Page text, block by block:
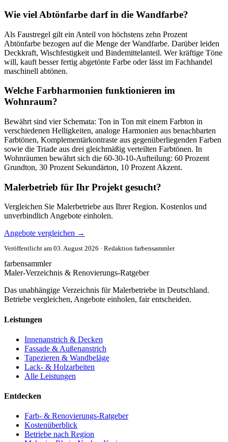
Wie viel Abtönfarbe darf in die Wandfarbe?
Als Faustregel gilt ein Anteil von höchstens zehn Prozent
Abtönfarbe bezogen auf die Menge der Wandfarbe. Darüber leiden
Deckkraft, Wischfestigkeit und Bindemittelanteil. Wer kräftige Töne
will, kauft besser fertig abgetönte Farbe oder lässt im Fachhandel
maschinell abtönen.
Welche Farbharmonien funktionieren im
Wohnraum?
Bewährt sind vier Schemata: Ton in Ton mit einem Farbton in
verschiedenen Helligkeiten, analoge Harmonien aus benachbarten
Farbtönen, Komplementärkontraste aus gegenüberliegenden Farben
sowie die Triade aus drei gleichmäßig verteilten Farbtönen. In
Wohnräumen bewährt sich die 60-30-10-Aufteilung: 60 Prozent
Grundton, 30 Prozent Sekundärton, 10 Prozent Akzent.
Malerbetrieb für Ihr Projekt gesucht?
Vergleichen Sie Malerbetriebe aus Ihrer Region. Kostenlos und
unverbindlich Angebote einholen.
Angebote vergleichen →
Veröffentlicht am 03. August 2026 · Redaktion farbensammler
farbensammler
Maler-Verzeichnis & Renovierungs-Ratgeber
Das unabhängige Verzeichnis für Malerbetriebe in Deutschland.
Betriebe vergleichen, Angebote einholen, fair entscheiden.
Leistungen
Innenanstrich & Decken
Fassade & Außenanstrich
Tapezieren & Wandbeläge
Lack- & Holzarbeiten
Alle Leistungen
Entdecken
Farb- & Renovierungs-Ratgeber
Kostenüberblick
Betriebe nach Region